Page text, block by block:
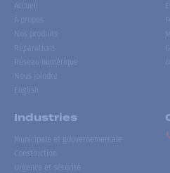
Accueil
À propos
Nos produits
Réparations
Réseau numérique
Nous joindre
English
Industries
Municipale et gouvernementale
Construction
Urgence et sécurité